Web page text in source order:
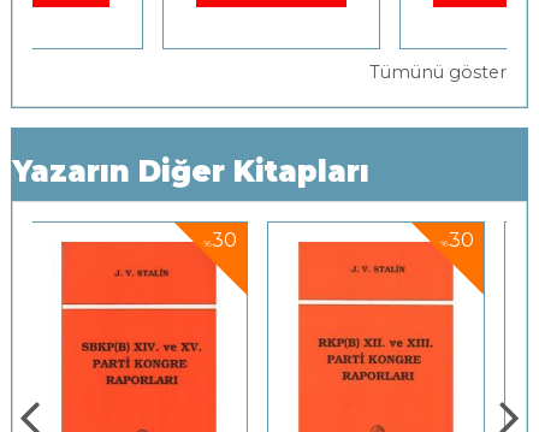
Tümünü göster
Yazarın Diğer Kitapları
%30 %30